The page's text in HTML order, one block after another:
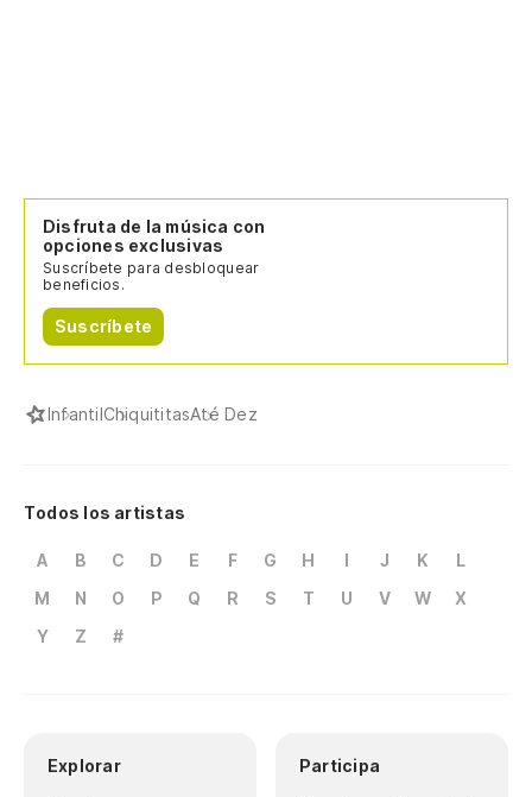
Disfruta de la música con
opciones exclusivas
Suscríbete para desbloquear
beneficios.
Suscríbete
InfantilChiquititasAté Dez
Todos los artistas
A B C D E F G H I J K
L
M
N O P Q R S T U V W
X
Y
Z #
Explorar Participa